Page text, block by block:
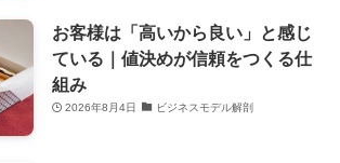
お客様は「高いから良い」と感じ
ている｜値決めが信頼をつくる仕
組み
2026年8月4日 ビジネスモデル解剖